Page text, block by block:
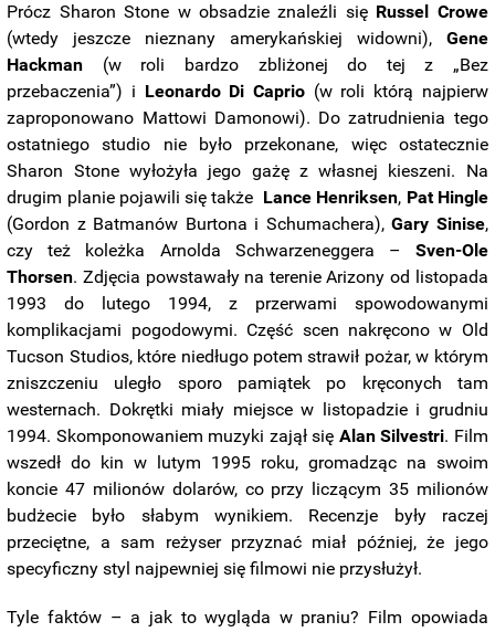
Prócz Sharon Stone w obsadzie znaleźli się Russel Crowe
(wtedy jeszcze nieznany amerykańskiej widowni), Gene
Hackman (w roli bardzo zbliżonej do tej z „Bez
przebaczenia”) i Leonardo Di Caprio (w roli którą najpierw
zaproponowano Mattowi Damonowi). Do zatrudnienia tego
ostatniego studio nie było przekonane, więc ostatecznie
Sharon Stone wyłożyła jego gażę z własnej kieszeni. Na
drugim planie pojawili się także Lance Henriksen, Pat Hingle
(Gordon z Batmanów Burtona i Schumachera),Gary Sinise,
czy też koleżka Arnolda Schwarzeneggera – Sven-Ole
Thorsen. Zdjęcia powstawały na terenie Arizony od listopada
1993 do lutego 1994, z przerwami spowodowanymi
komplikacjami pogodowymi. Część scen nakręcono w Old
Tucson Studios, które niedługo potem strawił pożar, w którym
zniszczeniu uległo sporo pamiątek po kręconych tam
westernach. Dokrętki miały miejsce w listopadzie i grudniu
1994. Skomponowaniem muzyki zajął się Alan Silvestri. Film
wszedł do kin w lutym 1995 roku, gromadząc na swoim
koncie 47 milionów dolarów, co przy liczącym 35 milionów
budżecie było słabym wynikiem. Recenzje były raczej
przeciętne, a sam reżyser przyznać miał później, że jego
specyficzny styl najpewniej się filmowi nie przysłużył.
Tyle faktów – a jak to wygląda w praniu? Film opowiada